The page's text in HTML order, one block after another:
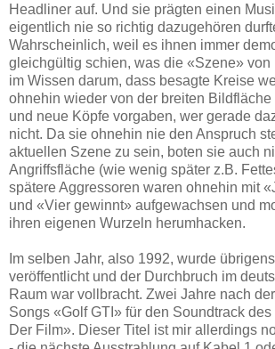
Headliner auf. Und sie prägten einen
eigentlich nie so richtig dazugehören
Wahrscheinlich, weil es ihnen immer
gleichgültig schien, was die «Szene» von
im Wissen darum, dass besagte Kreise
ohnehin wieder von der breiten
und neue Köpfe vorgaben, wer gerade
nicht. Da sie ohnehin nie den Anspruch
aktuellen Szene zu sein, boten sie auch
Angriffsfläche (wie wenig später z.B.
spätere Aggressoren waren ohnehin mit
und «Vier gewinnt» aufgewachsen und
ihren eigenen Wurzeln herumhacken.
Im selben Jahr, also 1992, wurde
veröffentlicht und der Durchbruch im
Raum war vollbracht. Zwei Jahre nach
Songs «Golf GTI» für den Soundtrack
Der Film». Dieser Titel ist mir allerdings